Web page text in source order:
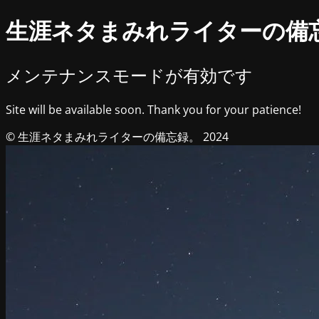
生涯ネタまみれライターの備
メンテナンスモードが有効です
Site will be available soon. Thank you for your patience!
© 生涯ネタまみれライターの備忘録。 2024